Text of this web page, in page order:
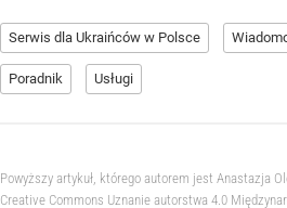
Serwis dla Ukraińców w Polsce
Poradnik Usługi
Powyższy artykuł, którego autorem jest Anastazja
Creative Commons Uznanie autorstwa 4.0